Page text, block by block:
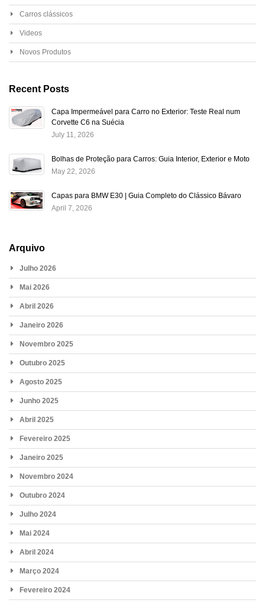
Carros clássicos
Videos
Novos Produtos
Recent Posts
Capa Impermeável para Carro no Exterior: Teste Real num
Corvette C6 na Suécia
July 11, 2026
Bolhas de Proteção para Carros: Guia Interior, Exterior e Moto
May 22, 2026
Capas para BMW E30 | Guia Completo do Clássico Bávaro
April 7, 2026
Arquivo
Julho 2026
Mai 2026
Abril 2026
Janeiro 2026
Novembro 2025
Outubro 2025
Agosto 2025
Junho 2025
Abril 2025
Fevereiro 2025
Janeiro 2025
Novembro 2024
Outubro 2024
Julho 2024
Mai 2024
Abril 2024
Março 2024
Fevereiro 2024